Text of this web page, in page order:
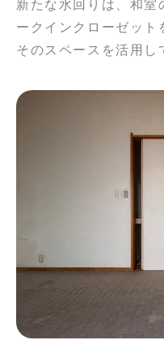
新たな水回りは、和室
ークインクローゼット
そのスペースを活用し